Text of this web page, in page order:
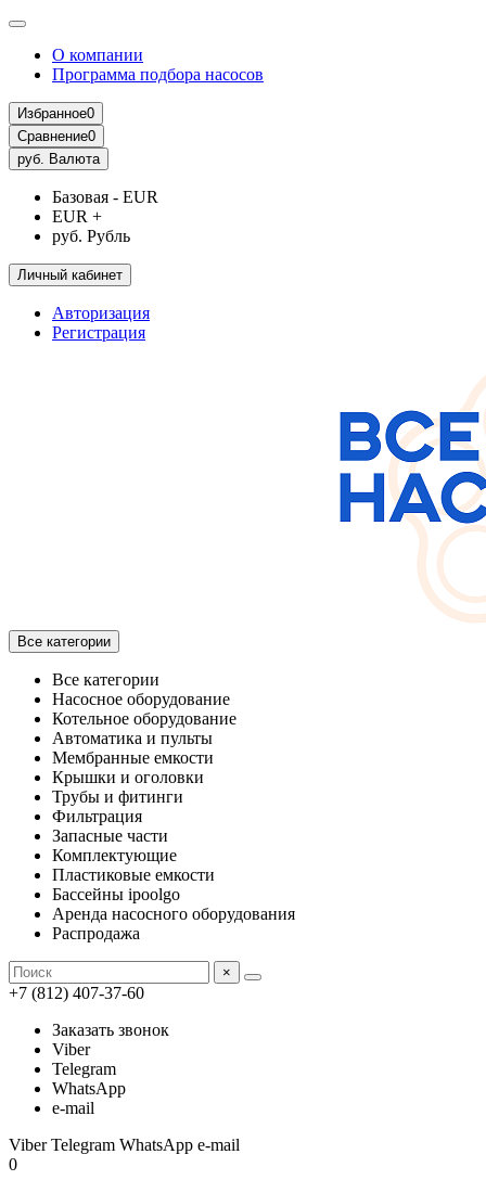
О компании
Программа подбора насосов
Избранное0
Сравнение0
руб. Валюта
Базовая - EUR
EUR +
руб. Рубль
Личный кабинет
Авторизация
Регистрация
Все категории
Все категории
Насосное оборудование
Котельное оборудование
Автоматика и пульты
Мембранные емкости
Крышки и оголовки
Трубы и фитинги
Фильтрация
Запасные части
Комплектующие
Пластиковые емкости
Бассейны ipoolgo
Аренда насосного оборудования
Распродажа
×
+7 (812) 407-37-60
Заказать звонок
Viber
Telegram
WhatsApp
e-mail
ViberTelegram WhatsApp e-mail
0